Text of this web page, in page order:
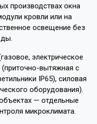
производствах окна
кровли или на
освещение без
электрическое
вытяжная с
IP65), силовая
оборудования).
— отдельные
микроклимата.